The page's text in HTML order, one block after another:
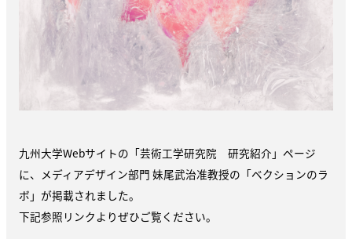
九州大学Webサイトの「芸術工学研究院 研究紹介」ページ
に、メディアデザイン部門 妹尾武治准教授の「ベクションのラ
ボ」が掲載されました。
下記参照リンクよりぜひご覧ください。